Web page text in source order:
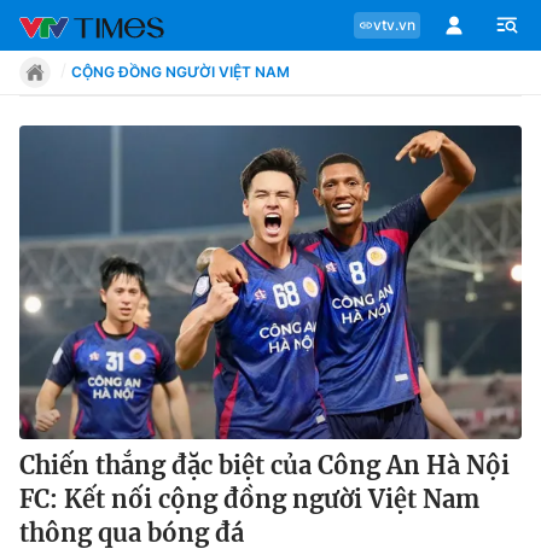
vtv.vn
Tin tức
Move
Phong cách
Chân dung
Sự kiện
CỘNG ĐỒNG NGƯỜI VIỆT NAM
Chiến thắng đặc biệt của Công An Hà Nội
FC: Kết nối cộng đồng người Việt Nam
thông qua bóng đá